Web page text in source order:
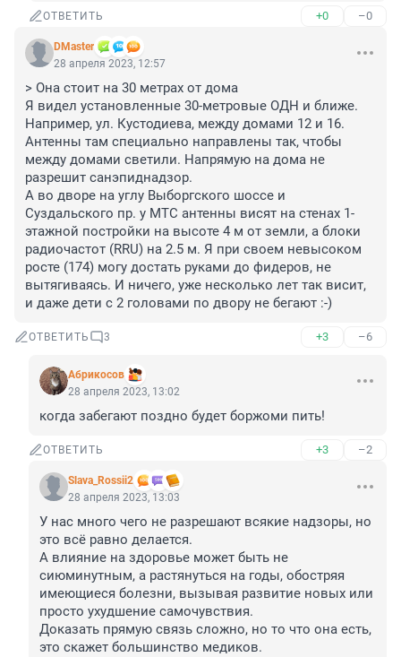
ОТВЕТИТЬ +0 –0
DMaster
28 апреля 2023, 12:57
> Она стоит на 30 метрах от дома
Я видел установленные 30-метровые ОДН и ближе.
Например, ул. Кустодиева, между домами 12 и 16.
Антенны там специально направлены так, чтобы
между домами светили. Напрямую на дома не
разрешит санэпиднадзор.
А во дворе на углу Выборгского шоссе и
Суздальского пр. у МТС антенны висят на стенах 1-
этажной постройки на высоте 4 м от земли, а блоки
радиочастот (RRU) на 2.5 м. Я при своем невысоком
росте (174) могу достать руками до фидеров, не
вытягиваясь. И ничего, уже несколько лет так висит,
и даже дети с 2 головами по двору не бегают :-)
ОТВЕТИТЬ 3 +3 –6
Абрикосов
28 апреля 2023, 13:02
когда забегают поздно будет боржоми пить!
ОТВЕТИТЬ +3 –2
Slava_Rossii2
28 апреля 2023, 13:03
У нас много чего не разрешают всякие надзоры, но
это всё равно делается.
А влияние на здоровье может быть не
сиюминутным, а растянуться на годы, обостряя
имеющиеся болезни, вызывая развитие новых или
просто ухудшение самочувствия.
Доказать прямую связь сложно, но то что она есть,
это скажет большинство медиков.